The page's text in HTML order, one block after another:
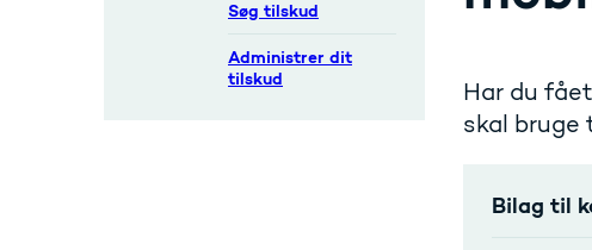
Søg tilskud
Administrer dit
tilskud
Har du
skal
Bilag til